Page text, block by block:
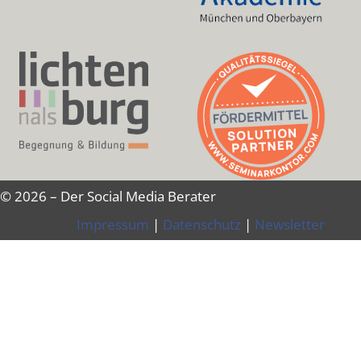
© 2026 – Der Social Media Berater
Impressum | Datenschutz | Newsletter